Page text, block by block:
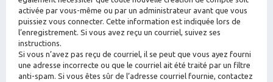
activée par vous-même ou par un administrateur avant que vous
puissiez vous connecter. Cette information est indiquée lors de
l’enregistrement. Si vous avez reçu un courriel, suivez ses
instructions.
Si vous n’avez pas reçu de courriel, il se peut que vous ayez fourni
une adresse incorrecte ou que le courriel ait été traité par un filtre
anti-spam. Si vous êtes sûr de l’adresse courriel fournie, contactez